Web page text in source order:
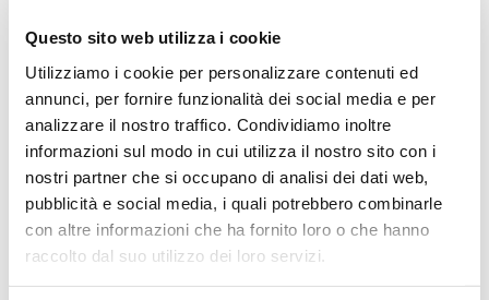
Questo sito web utilizza i cookie
Utilizziamo i cookie per personalizzare contenuti ed
annunci, per fornire funzionalità dei social media e per
analizzare il nostro traffico. Condividiamo inoltre
informazioni sul modo in cui utilizza il nostro sito con i
nostri partner che si occupano di analisi dei dati web,
pubblicità e social media, i quali potrebbero combinarle
con altre informazioni che ha fornito loro o che hanno
raccolto dal suo utilizzo dei loro servizi.
ENRICO MENGONI dice basta: dopo oltre
anni Enrico Mengoni saluta il calcio giocato. Una
decisione maturata al termine di un lungo
percorso che ha visto il difensore protagonista
...leggi
08/08/2026
AURORA TREIA. Lavori al "Capponi",
allenamenti a Urbisaglia